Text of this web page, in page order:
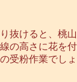
抜けると、桃
の高さに花を
受粉作業でし